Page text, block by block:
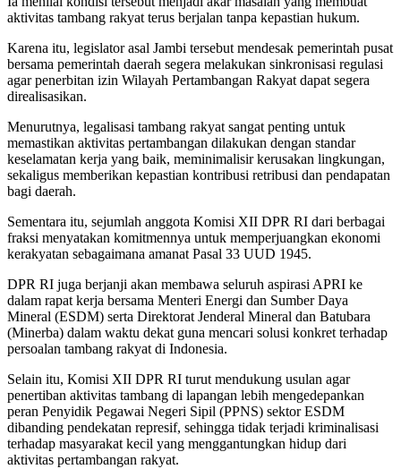
aktivitas tambang rakyat terus berjalan tanpa kepastian hukum.
Karena itu, legislator asal Jambi tersebut mendesak pemerintah pusat
bersama pemerintah daerah segera melakukan sinkronisasi regulasi
agar penerbitan izin Wilayah Pertambangan Rakyat dapat segera
direalisasikan.
Menurutnya, legalisasi tambang rakyat sangat penting untuk
memastikan aktivitas pertambangan dilakukan dengan standar
keselamatan kerja yang baik, meminimalisir kerusakan lingkungan,
sekaligus memberikan kepastian kontribusi retribusi dan pendapatan
bagi daerah.
Sementara itu, sejumlah anggota Komisi XII DPR RI dari berbagai
fraksi menyatakan komitmennya untuk memperjuangkan ekonomi
kerakyatan sebagaimana amanat Pasal 33 UUD 1945.
DPR RI juga berjanji akan membawa seluruh aspirasi APRI ke
dalam rapat kerja bersama Menteri Energi dan Sumber Daya
Mineral (ESDM) serta Direktorat Jenderal Mineral dan Batubara
(Minerba) dalam waktu dekat guna mencari solusi konkret terhadap
persoalan tambang rakyat di Indonesia.
Selain itu, Komisi XII DPR RI turut mendukung usulan agar
penertiban aktivitas tambang di lapangan lebih mengedepankan
peran Penyidik Pegawai Negeri Sipil (PPNS) sektor ESDM
dibanding pendekatan represif, sehingga tidak terjadi kriminalisasi
terhadap masyarakat kecil yang menggantungkan hidup dari
aktivitas pertambangan rakyat.